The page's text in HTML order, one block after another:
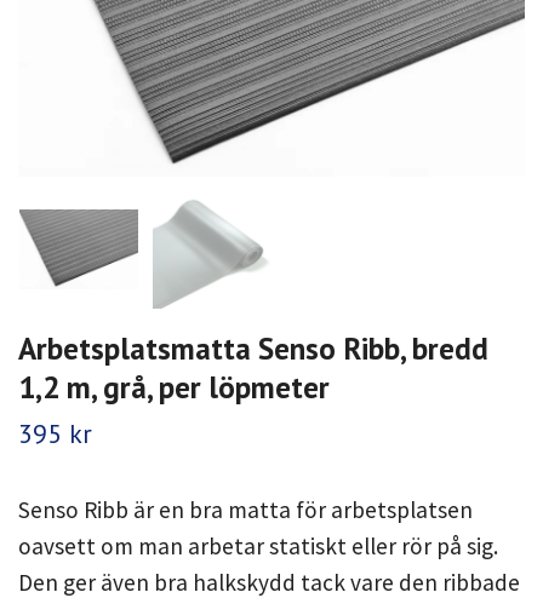
Arbetsplatsmatta Senso Ribb, bredd
1,2 m, grå, per löpmeter
395 kr
Senso Ribb är en bra matta för arbetsplatsen
oavsett om man arbetar statiskt eller rör på sig.
Den ger även bra halkskydd tack vare den ribbade